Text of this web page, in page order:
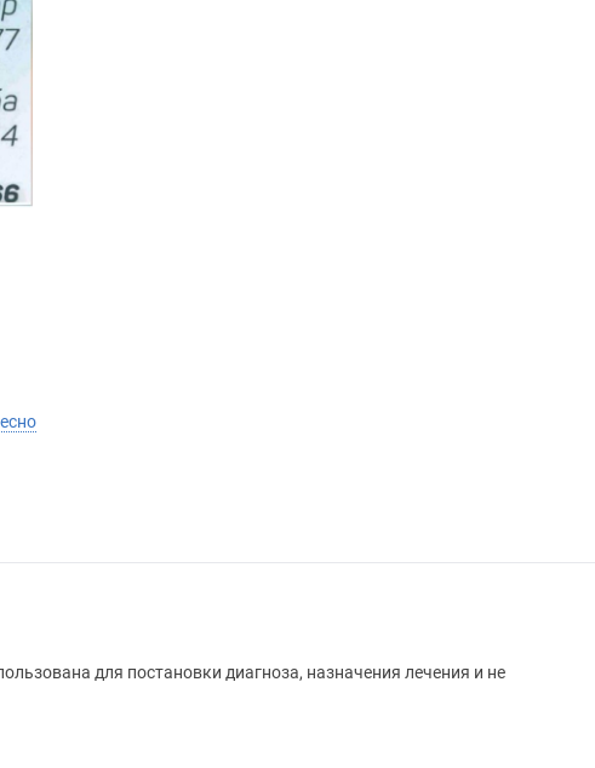
для постановки диагноза, назначения лечения и не